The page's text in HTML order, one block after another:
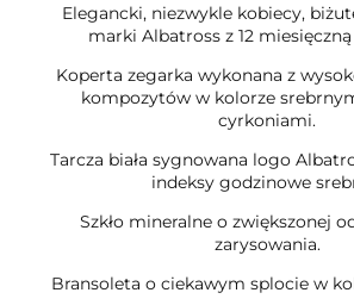
Elegancki, niezwykle kobiecy,
marki Albatross z 12
Koperta zegarka wykonana z
kompozytów w kolorze
cyrkoniami.
Tarcza biała sygnowana logo
indeksy godzinowe
Szkło mineralne o zwiększonej
zarysowania.
Bransoleta o ciekawym splocie w